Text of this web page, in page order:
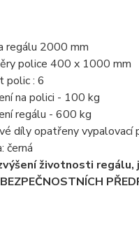
regálu 2000 mm
police 400 x 1000 mm
polic : 6
na polici - 100 kg
regálu - 600 kg
díly opatřeny vypalovací
černá
životnosti